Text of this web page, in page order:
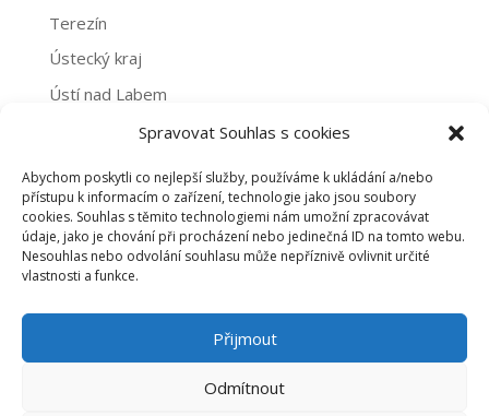
Spravovat Souhlas s cookies
Abychom poskytli co nejlepší služby, používáme k ukládání a/nebo
přístupu k informacím o zařízení, technologie jako jsou soubory
cookies. Souhlas s těmito technologiemi nám umožní zpracovávat
údaje, jako je chování při procházení nebo jedinečná ID na tomto webu.
Nesouhlas nebo odvolání souhlasu může nepříznivě ovlivnit určité
vlastnosti a funkce.
Přijmout
Odmítnout
Terezín
Ústecký kraj
Ústí nad Labem
Archivy
Archivy
PROHLÁŠENÍ O NAKLÁDÁNÍ S OSOBNÍMI ÚDAJI
ZÁSADY COOKIES (EU)